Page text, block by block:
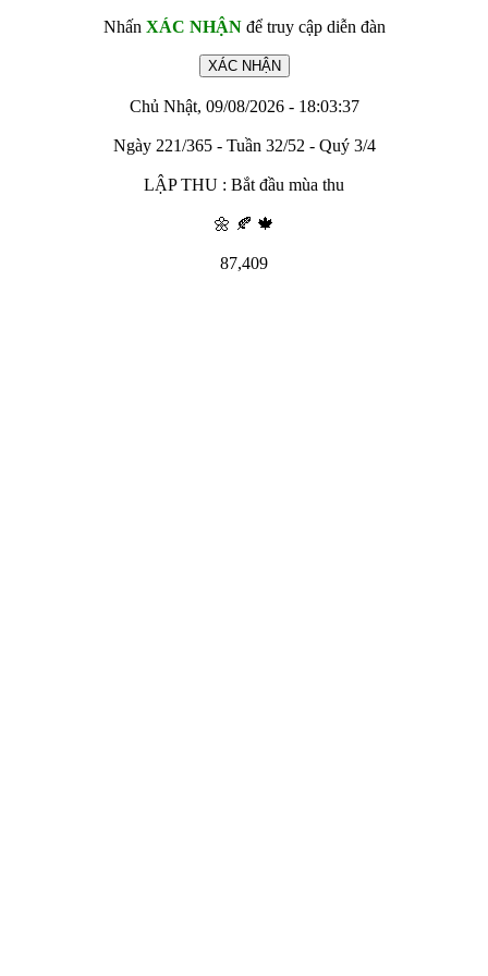
Nhấn XÁC NHẬNđể truy cập diễn đàn
Chủ Nhật, 09/08/2026 - 18:03:37
Ngày 221/365 - Tuần 32/52 - Quý 3/4
LẬP THU : Bắt đầu mùa thu
🌼 🍂 🍁
87,409